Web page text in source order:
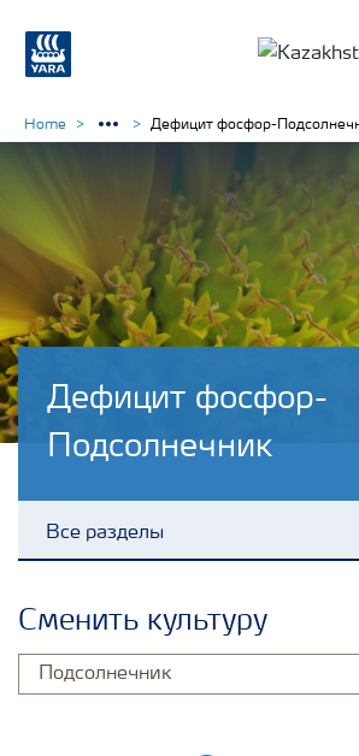
Дефицит фосфор-
Подсолнечник
Все разделы
Культуры
Home Дефицит фосфор-
Сменить культуру